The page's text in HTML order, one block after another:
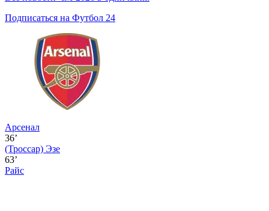
Подписаться на Футбол 24
Арсенал
36’
(Троссар) Эзе
63’
Райс